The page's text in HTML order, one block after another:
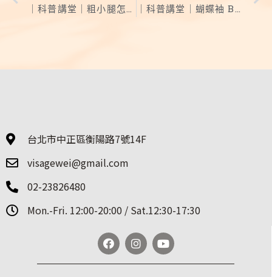
｜科普講堂｜粗小腿怎麼瘦？打肉毒一定瘦？肌肉型、脂肪型？
｜科普講堂｜蝴蝶袖 Bye Bye 還你纖細緊實手臂
台北市中正區衡陽路7號14F
visagewei@gmail.com
02-23826480
Mon.-Fri. 12:00-20:00 / Sat.12:30-17:30